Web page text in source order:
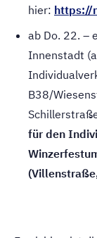
hier: https://
ab Do. 22. –
Innenstadt
B38/
für den